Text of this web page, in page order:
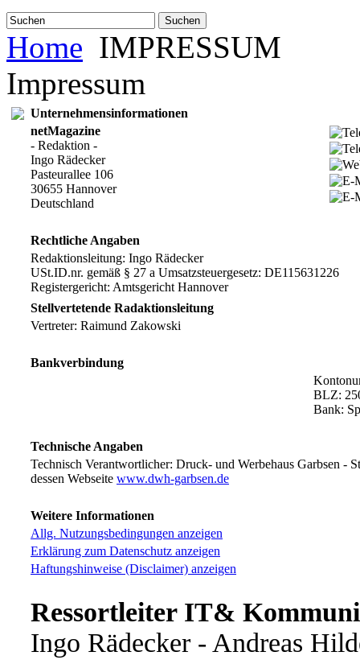
Suchen
Home IMPRESSUM
Impressum
Unternehmensinformationen
netMagazine
- Redaktion -
Ingo Rädecker
Pasteurallee 106
30655 Hannover
Deutschland
Rechtliche Angaben
Redaktionsleitung: Ingo Rädecker
USt.ID.nr. gemäß § 27 a Umsatzsteuergesetz: DE115631226
Registergericht: Amtsgericht Hannover
Stellvertetende Radaktionsleitung
Vertreter: Raimund Zakowski
Bankverbindung
BLZ:
Bank:
Technische Angaben
Technisch Verantwortlicher: Druck- und Werbehaus Garbsen -
dessen Webseite www.dwh-garbsen.de
Weitere Informationen
Allg. Nutzungsbedingungen anzeigen
Erklärung zum Datenschutz anzeigen
Haftungshinweise (Disclaimer) anzeigen
Ressortleiter IT&
Ingo Rädecker - Andreas